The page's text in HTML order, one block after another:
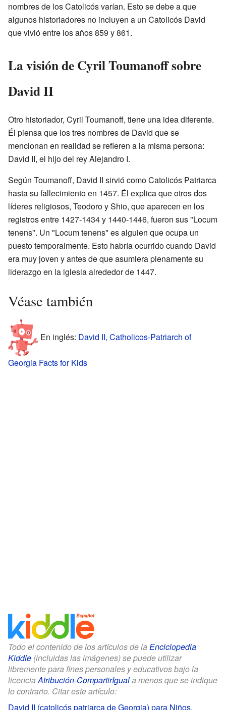
nombres de los Catolicós varían. Esto se debe a que
algunos historiadores no incluyen a un Catolicós David
que vivió entre los años 859 y 861.
La visión de Cyril Toumanoff sobre
David II
Otro historiador, Cyril Toumanoff, tiene una idea diferente.
Él piensa que los tres nombres de David que se
mencionan en realidad se refieren a la misma persona:
David II, el hijo del rey Alejandro I.
Según Toumanoff, David II sirvió como Catolicós Patriarca
hasta su fallecimiento en 1457. Él explica que otros dos
líderes religiosos, Teodoro y Shio, que aparecen en los
registros entre 1427-1434 y 1440-1446, fueron sus "Locum
tenens". Un "Locum tenens" es alguien que ocupa un
puesto temporalmente. Esto habría ocurrido cuando David
era muy joven y antes de que asumiera plenamente su
liderazgo en la iglesia alrededor de 1447.
Véase también
En inglés: David II, Catholicos-Patriarch of
Georgia Facts for Kids
Todo el contenido de los artículos de la Enciclopedia
Kiddle (incluidas las imágenes) se puede utilizar
libremente para fines personales y educativos bajo la
licenciaAtribución-CompartirIguala menos que se indique
lo contrario. Citar este artículo:
David II (catolicós patriarca de Georgia) para Niños.